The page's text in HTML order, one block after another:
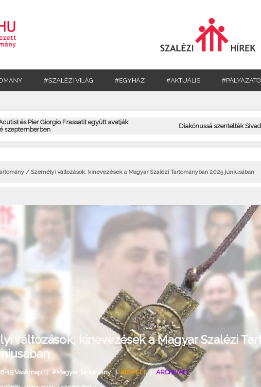
#SZALÉZI VILÁG #EGYHÁZ #AKTUÁLIS
és Pier Giorgio Frassatit együtt avatják
szeptemberben
Diakónussá szentelték
/ Személyi változások, kinevezések a Magyar Szalézi Tartományban 2025 júniusában
változások, kinevezések a Magyar Szalézi
15 Vasárnap | #Magyar Tartomány| KIEMELT| ARCHIVÁLT